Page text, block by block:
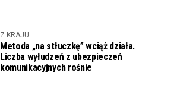
Z KRAJU
Metoda „na stłuczkę” wciąż działa.
Liczba wyłudzeń z ubezpieczeń
komunikacyjnych rośnie